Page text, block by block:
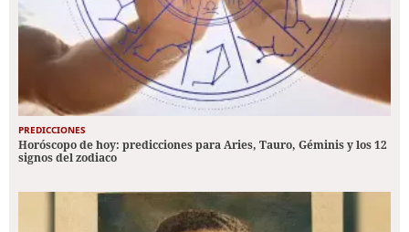
PREDICCIONES
Horóscopo de hoy: predicciones para Aries, Tauro, Géminis y los 12
signos del zodiaco